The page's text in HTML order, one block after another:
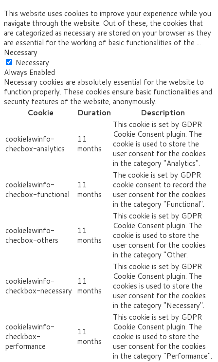
This website uses cookies to improve your experience while you
navigate through the website. Out of these, the cookies that
are categorized as necessary are stored on your browser as they
are essential for the working of basic functionalities of the ...
Necessary
Necessary
Always Enabled
Necessary cookies are absolutely essential for the website to
function properly. These cookies ensure basic functionalities and
security features of the website, anonymously.
Cookie
Duration Description
cookielawinfo-
checbox-analytics
11
months
This cookie is set by GDPR
Cookie Consent plugin. The
cookie is used to store the
user consent for the cookies
in the category "Analytics".
cookielawinfo-
checbox-functional
11
months
The cookie is set by GDPR
cookie consent to record the
user consent for the cookies
in the category "Functional".
cookielawinfo-
checbox-others
11
months
This cookie is set by GDPR
Cookie Consent plugin. The
cookie is used to store the
user consent for the cookies
in the category "Other.
cookielawinfo-
checkbox-necessary
11
months
This cookie is set by GDPR
Cookie Consent plugin. The
cookies is used to store the
user consent for the cookies
in the category "Necessary".
cookielawinfo-
checkbox-
performance
11
months
This cookie is set by GDPR
Cookie Consent plugin. The
cookie is used to store the
user consent for the cookies
in the category "Performance".